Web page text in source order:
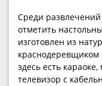
Среди
отметить
изготовлен из
краснодеревщиком
здесь есть
телевизор с